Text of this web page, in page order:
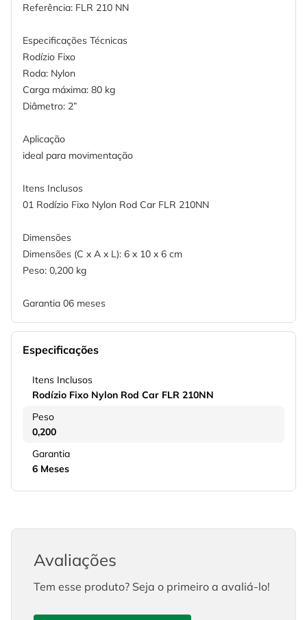
Referência: FLR 210 NN
Especificações Técnicas
Rodízio Fixo
Roda: Nylon
Carga máxima: 80 kg
Diâmetro: 2”
Aplicação
ideal para movimentação
Itens Inclusos
01 Rodízio Fixo Nylon Rod Car FLR 210NN
Dimensões
Dimensões (C x A x L): 6 x 10 x 6 cm
Peso: 0,200 kg
Garantia 06 meses
Especificações
Itens Inclusos
Rodízio Fixo Nylon Rod Car FLR 210NN
Peso
0,200
Garantia
6 Meses
Avaliações
Tem esse produto? Seja o primeiro a avaliá-lo!